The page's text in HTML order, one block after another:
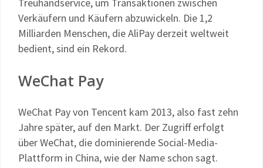
Verkäufern und Käufern abzuwickeln. Die 1,2
Milliarden Menschen, die AliPay derzeit weltweit
bedient, sind ein Rekord.
WeChat Pay
WeChat Pay von Tencent kam 2013, also fast zehn
Jahre später, auf den Markt. Der Zugriff erfolgt
über WeChat, die dominierende Social-Media-
Plattform in China, wie der Name schon sagt.